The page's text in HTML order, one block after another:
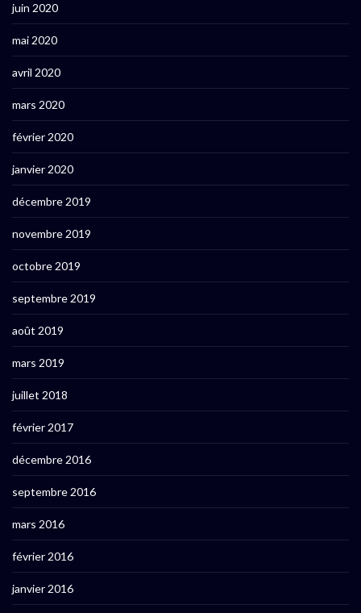
juin 2020
mai 2020
avril 2020
mars 2020
février 2020
janvier 2020
décembre 2019
novembre 2019
octobre 2019
septembre 2019
août 2019
mars 2019
juillet 2018
février 2017
décembre 2016
septembre 2016
mars 2016
février 2016
janvier 2016